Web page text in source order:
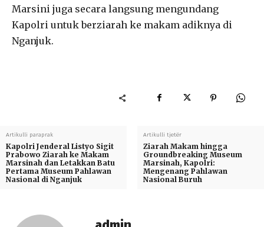
Marsini juga secara langsung mengundang
Kapolri untuk berziarah ke makam adiknya di
Nganjuk.
Artikulli paraprak
Kapolri Jenderal Listyo Sigit
Prabowo Ziarah ke Makam
Marsinah dan Letakkan Batu
Pertama Museum Pahlawan
Nasional di Nganjuk
Artikulli tjetër
Ziarah Makam hingga
Groundbreaking Museum
Marsinah, Kapolri:
Mengenang Pahlawan
Nasional Buruh